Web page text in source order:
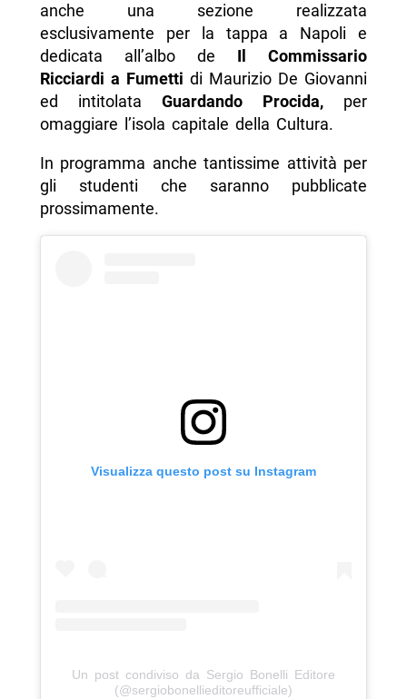
anche una sezione realizzata
esclusivamente per la tappa a Napoli e
dedicata all’albo de Il Commissario
Ricciardi a Fumetti di Maurizio De Giovanni
ed intitolata Guardando Procida, per
omaggiare l’isola capitale della Cultura.
In programma anche tantissime attività per
gli studenti che saranno pubblicate
prossimamente.
Visualizza questo post su Instagram
Un post condiviso da Sergio Bonelli Editore
(@sergiobonellieditoreufficiale)